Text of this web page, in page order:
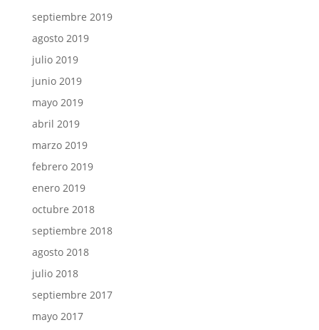
septiembre 2019
agosto 2019
julio 2019
junio 2019
mayo 2019
abril 2019
marzo 2019
febrero 2019
enero 2019
octubre 2018
septiembre 2018
agosto 2018
julio 2018
septiembre 2017
mayo 2017